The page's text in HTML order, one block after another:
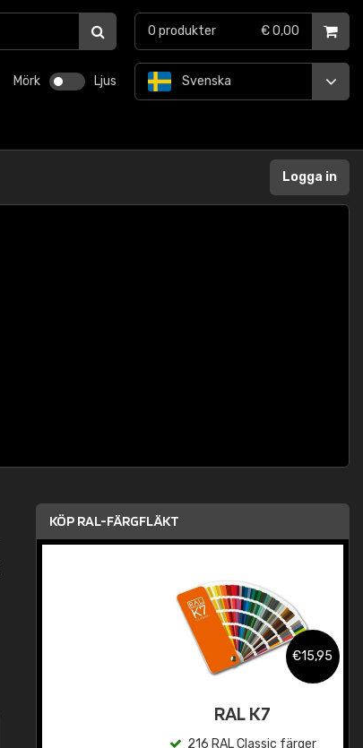
Mörk Ljus Svenska
0 produkter € 0,00
Logga in
KÖP RAL-FÄRGFLÄKT
€15,95
RAL K7
216 RAL Classic färger